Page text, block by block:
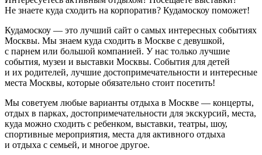
Не знаете куда сходить на корпоратив? Кудамоскоу поможет!
Кудамоскоу — это лучший сайт о самых интересных событиях
Москвы. Мы знаем куда сходить в Москве с девушкой,
с парнем или большой компанией. У нас только лучшие
события, музеи и выставки Москвы. События для детей
и их родителей, лучшие достопримечательности и интересные
места Москвы, которые обязательно стоит посетить!
Мы советуем любые варианты отдыха в Москве — концерты,
отдых в парках, достопримечательности для экскурсий, места,
куда можно сходить с ребенком, выставки, театры, шоу,
спортивные мероприятия, места для активного отдыха
и отдыха с семьей, и многое другое.